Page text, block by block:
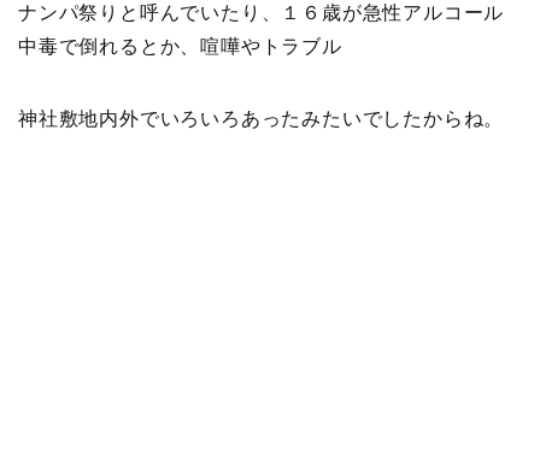
ナンパ祭りと呼んでいたり、１６歳が急性アルコール
中毒で倒れるとか、喧嘩やトラブル
神社敷地内外でいろいろあったみたいでしたからね。